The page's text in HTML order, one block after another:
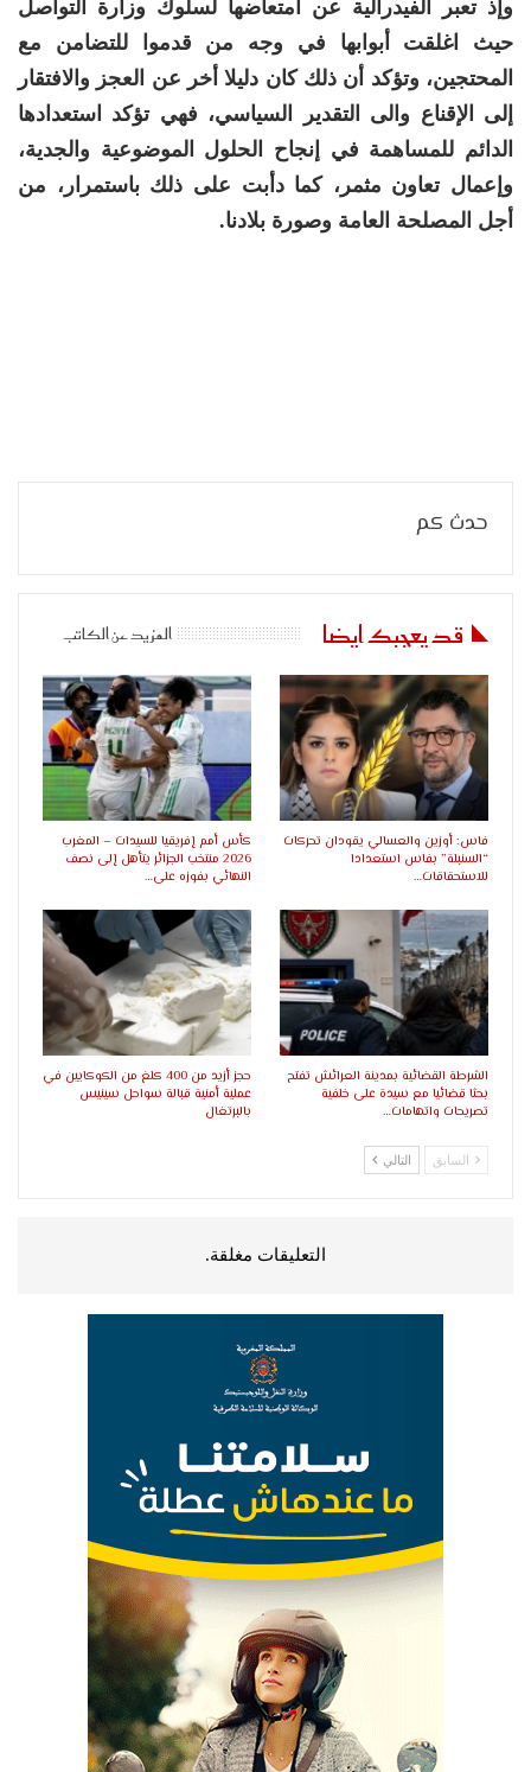
وإذ تعبر الفيدرالية عن امتعاضها لسلوك وزارة التواصل
حيث اغلقت أبوابها في وجه من قدموا للتضامن مع
المحتجين، وتؤكد أن ذلك كان دليلا أخر عن العجز والافتقار
إلى الإقناع والى التقدير السياسي، فهي تؤكد استعدادها
الدائم للمساهمة في إنجاح الحلول الموضوعية والجدية،
وإعمال تعاون مثمر، كما دأبت على ذلك باستمرار، من
أجل المصلحة العامة وصورة بلادنا.
حدث كم
قد يعجبك ايضا المزيد عن الكاتب
فاس: أوزين والعسالي يقودان تحركات
“السنبلة” بفاس استعدادا
للاستحقاقات…
كأس أمم إفريقيا للسيدات – المغرب
2026 منتخب الجزائر يتأهل إلى نصف
النهائي بفوزه على…
الشرطة القضائية بمدينة العرائش تفتح
بحثا قضائيا مع سيدة على خلفية
تصريحات واتهامات…
حجز أزيد من 400 كلغ من الكوكايين في
عملية أمنية قبالة سواحل سينيس
بالبرتغال
السابق التالي
التعليقات مغلقة.